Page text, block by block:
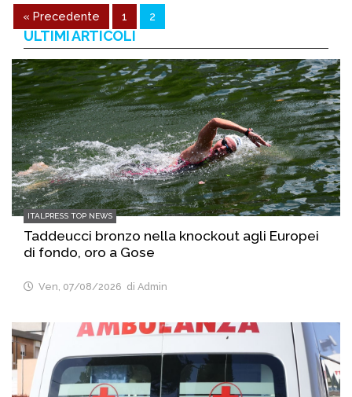
« Precedente 1 2
ULTIMI ARTICOLI
ITALPRESS TOP NEWS
Taddeucci bronzo nella knockout agli Europei
di fondo, oro a Gose
Ven, 07/08/2026 di Admin